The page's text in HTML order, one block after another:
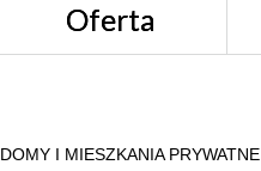
Oferta
DOMY I MIESZKANIA PRYWATNE